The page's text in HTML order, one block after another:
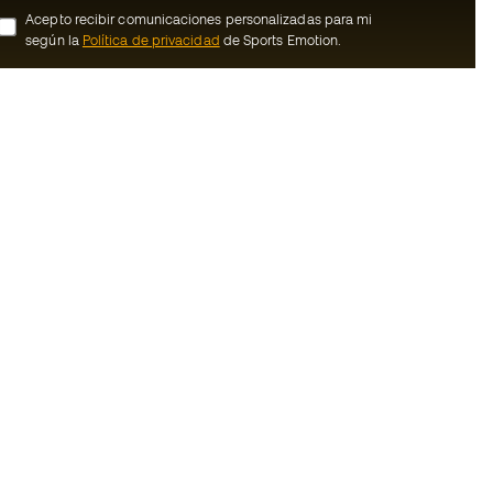
Acepto recibir comunicaciones personalizadas para mi
según la Política de privacidad de Sports Emotion.